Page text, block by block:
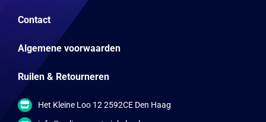
Contact
Algemene voorwaarden
Ruilen & Retourneren
Het Kleine Loo 12 2592CE Den Haag